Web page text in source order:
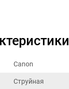
Canon
Струйная